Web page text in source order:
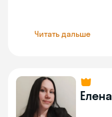
Читать дальше
Елена